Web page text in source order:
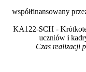
współfinansowany
KA122-SCH -
uczniów i
Czas realizacji